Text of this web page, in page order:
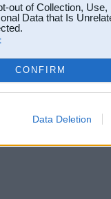
out of Collection,
Data that Is
CONFIRM
Data Deletion